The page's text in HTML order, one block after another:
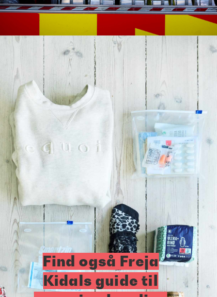
Opening
Find også Freja
Kidals guide til